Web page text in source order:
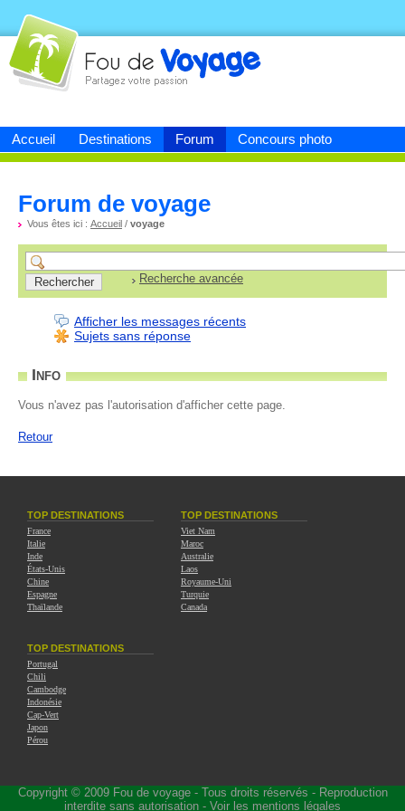
Accueil Destinations Forum Concours photo
Fou devoyage
Forum de voyage
Vous êtes ici : Accueil / voyage
Recherche avancée
Afficher les messages récents
Sujets sans réponse
Info
Vous n'avez pas l'autorisation d'afficher cette page.
Retour
TOP DESTINATIONS
France
Italie
Inde
États-Unis
Chine
Espagne
Thaïlande
TOP DESTINATIONS
Viet Nam
Maroc
Australie
Laos
Royaume-Uni
Turquie
Canada
TOP DESTINATIONS
Portugal
Chili
Cambodge
Indonésie
Cap-Vert
Japon
Pérou
Copyright © 2009 Fou de voyage- Tous droits réservés - Reproduction
interdite sans autorisation - Voir les mentions légales